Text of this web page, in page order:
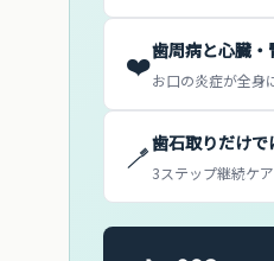
❤️歯周病と心臓・
お口の炎症が全身
🪥歯石取りだけ
3ステップ継続ケ